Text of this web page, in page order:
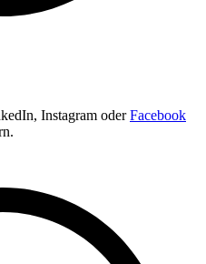
Instagram oderFacebook